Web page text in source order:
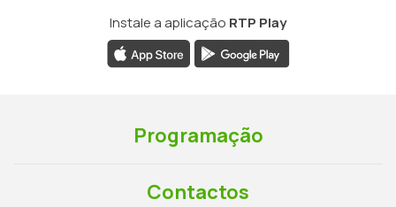
Instale a aplicação RTP Play
Programação
Contactos